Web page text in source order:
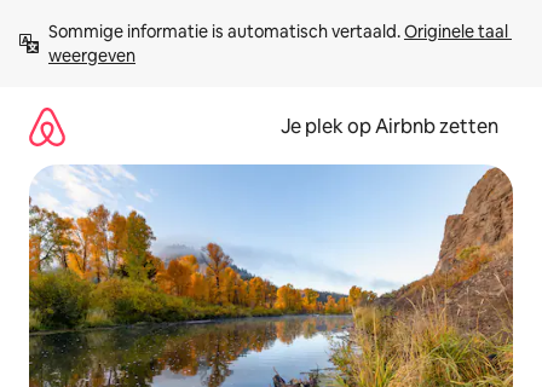
direct
naar
Sommige informatie is automatisch vertaald. Originele taal
weergeven
Je plek op Airbnb zetten